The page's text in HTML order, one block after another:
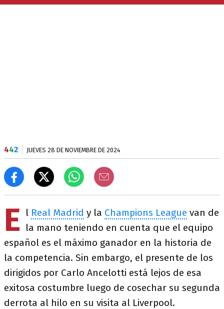
442 JUEVES 28 DE NOVIEMBRE DE 2024
E l Real Madrid y la Champions League van de
la mano teniendo en cuenta que el equipo
español es el máximo ganador en la historia de
la competencia. Sin embargo, el presente de los
dirigidos por Carlo Ancelotti está lejos de esa
exitosa costumbre luego de cosechar su segunda
derrota al hilo en su visita al Liverpool.